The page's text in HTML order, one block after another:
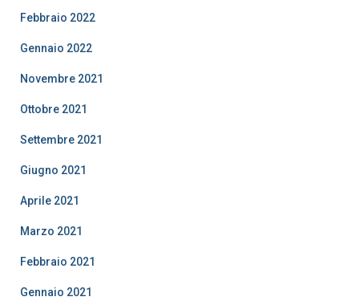
Febbraio 2022
Gennaio 2022
Novembre 2021
Ottobre 2021
Settembre 2021
Giugno 2021
Aprile 2021
Marzo 2021
Febbraio 2021
Gennaio 2021